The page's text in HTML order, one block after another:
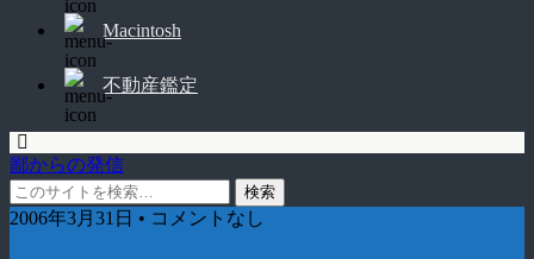
Macintosh
不動産鑑定
鄙からの発信
2006年3月31日 • コメントなし